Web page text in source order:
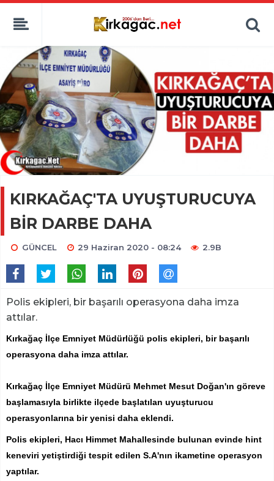
KIRKAĞAÇ'TA UYUŞTURUCUYA
BİR DARBE DAHA
GÜNCEL 29 Haziran 2020 - 08:24 2.9B
Polis ekipleri, bir başarılı operasyona daha imza
attılar.
Kırkağaç İlçe Emniyet Müdürlüğü polis ekipleri, bir başarılı
operasyona daha imza attılar.
Kırkağaç İlçe Emniyet Müdürü Mehmet Mesut Doğan'ın göreve
başlamasıyla birlikte ilçede başlatılan uyuşturucu
operasyonlarına bir yenisi daha eklendi.
Polis ekipleri, Hacı Himmet Mahallesinde bulunan evinde hint
keneviri yetiştirdiği tespit edilen S.A'nın ikametine operasyon
yaptılar.